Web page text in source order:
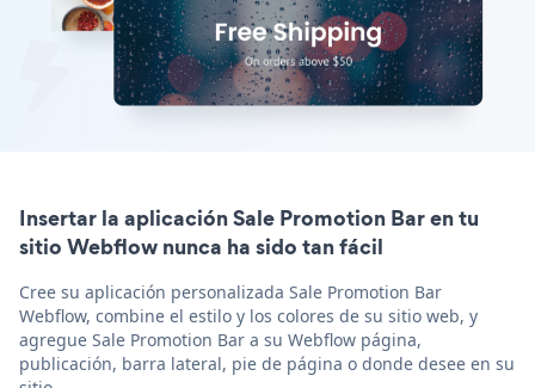
Insertar la aplicación Sale Promotion Bar en tu
sitio Webflow nunca ha sido tan fácil
Cree su aplicación personalizada Sale Promotion Bar
Webflow, combine el estilo y los colores de su sitio web, y
agregue Sale Promotion Bar a su Webflow página,
publicación, barra lateral, pie de página o donde desee en su